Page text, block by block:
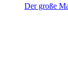
Der große